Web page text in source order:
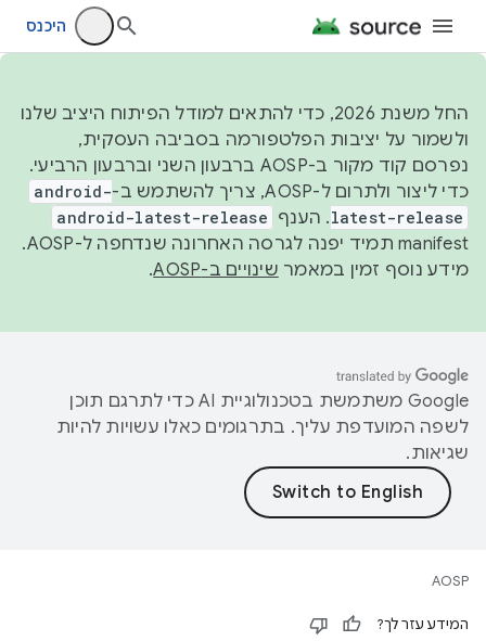
היכנס
החל משנת 2026, כדי להתאים למודל הפיתוח היציב שלנו
ולשמור על יציבות הפלטפורמה בסביבה העסקית,
נפרסם קוד מקור ב-AOSP ברבעון השני וברבעון הרביעי.
כדי ליצור ולתרום ל-AOSP, צריך להשתמש ב-
android-
latest-release. הענף android-latest-release
manifest תמיד יפנה לגרסה האחרונה שנדחפה ל-AOSP.
מידע נוסף זמין במאמר שינויים ב-AOSP .
‫Google משתמשת בטכנולוגיית AI כדי לתרגם תוכן
לשפה המועדפת עליך. בתרגומים כאלו עשויות להיות
שגיאות.
AOSP
המידע עזר לך?